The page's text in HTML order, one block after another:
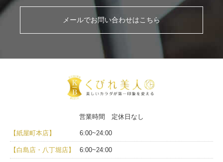
メールでお問い合わせはこちら
営業時間 定休日なし
【紙屋町本店】 6:00~24:00
【白島店・八丁堀店】 6:00~24:00